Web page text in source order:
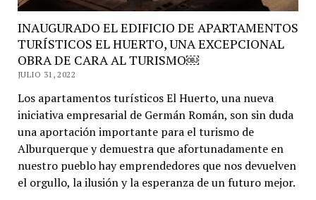
INAUGURADO EL EDIFICIO DE APARTAMENTOS
TURÍSTICOS EL HUERTO, UNA EXCEPCIONAL
OBRA DE CARA AL TURISMO￼
JULIO 31, 2022
Los apartamentos turísticos El Huerto, una nueva
iniciativa empresarial de Germán Román, son sin duda
una aportación importante para el turismo de
Alburquerque y demuestra que afortunadamente en
nuestro pueblo hay emprendedores que nos devuelven
el orgullo, la ilusión y la esperanza de un futuro mejor.